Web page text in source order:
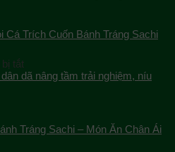
Cá Trích Cuốn Bánh Tráng Sachi
tắtở
Bật
Gỏi
Cá
dã nâng tầm trải nghiệm, níu
Tráng Sachi – Món Ăn Chân Ái